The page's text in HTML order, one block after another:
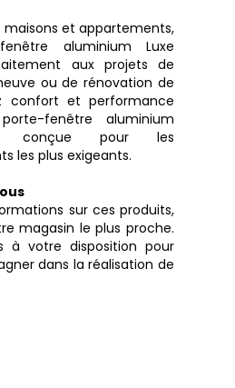
maisons et appartements,
aluminium Luxe
aux projets de
ou de rénovation de
confort et performance
fenêtre aluminium
conçue pour les
les plus exigeants.
sur ces produits,
magasin le plus proche.
à votre disposition pour
dans la réalisation de